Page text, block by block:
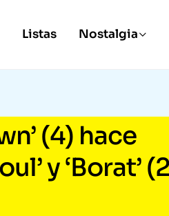
Listas Nostalgia
(4) hace
y ‘Borat’